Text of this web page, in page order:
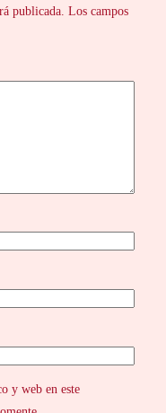
publicada. Los campos
y web en este